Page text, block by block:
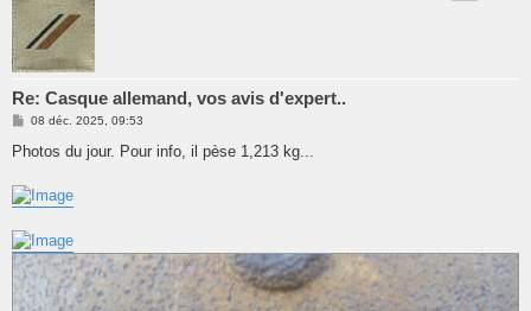
Re: Casque allemand, vos avis d'expert..
M
s
g
e
08 déc. 2025, 09:53
Photos du jour. Pour info, il pèse 1,213 kg...